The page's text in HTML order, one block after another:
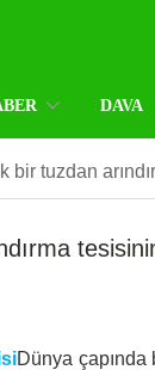
DAVA
bir tuzdan
Dünya çapında